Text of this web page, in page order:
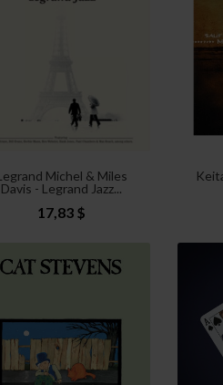
Michel & Miles
Davis - Legrand Jazz...
17,83 $